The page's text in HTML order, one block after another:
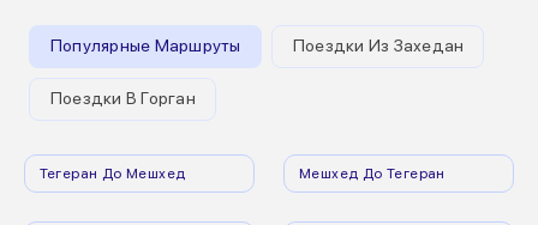
Популярные Маршруты Поездки Из Захедан
Поездки В Горган
Тегеран До Мешхед Мешхед До Тегеран